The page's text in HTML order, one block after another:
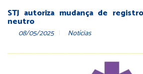
STJ autoriza mudança de
neutro
08/05/2025 Notícias